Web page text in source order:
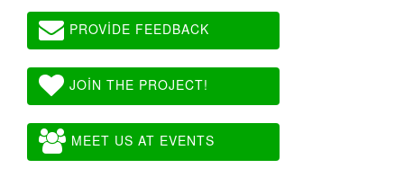
PROVIDE FEEDBACK
JOIN THE PROJECT!
MEET US AT EVENTS